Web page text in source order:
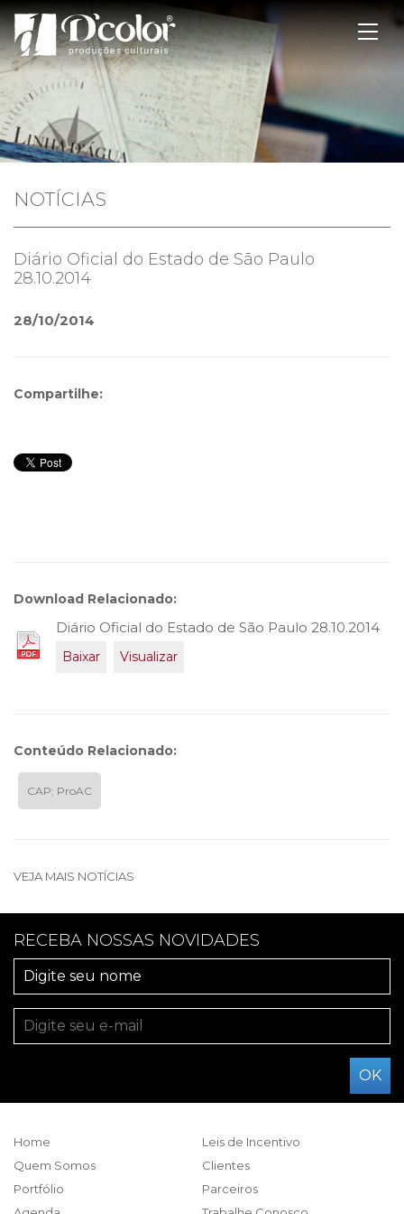
NOTÍCIAS
Diário Oficial do Estado de São Paulo
28.10.2014
28/10/2014
Compartilhe:
Download Relacionado:
Diário Oficial do Estado de São Paulo 28.10.2014
Baixar Visualizar
Conteúdo Relacionado:
CAP; ProAC
VEJA MAIS NOTÍCIAS
RECEBA NOSSAS NOVIDADES
Home
Quem Somos
Portfólio
Leis de Incentivo
Clientes
Parceiros